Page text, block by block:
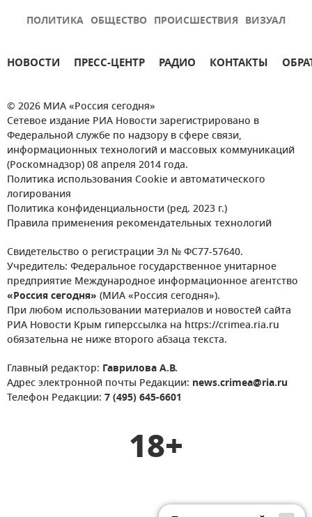
ПОЛИТИКА ОБЩЕСТВО ПРОИСШЕСТВИЯ ВИЗУАЛ
НОВОСТИ ПРЕСС-ЦЕНТР РАДИО КОНТАКТЫ
© 2026 МИА «Россия сегодня»
Сетевое издание РИА Новости зарегистрировано в
Федеральной службе по надзору в сфере связи,
информационных технологий и массовых коммуникаций
(Роскомнадзор) 08 апреля 2014 года.
Политика использования Cookie и автоматического
логирования
Политика конфиденциальности (ред. 2023 г.)
Правила применения рекомендательных технологий
Свидетельство о регистрации Эл № ФС77-57640.
Учредитель: Федеральное государственное унитарное
предприятие Международное информационное агентство
«Россия сегодня» (МИА «Россия сегодня»).
При любом использовании материалов и новостей сайта
РИА Новости Крым гиперссылка на https://crimea.ria.ru
обязательна не ниже второго абзаца текста.
Главный редактор: Гаврилова А.В.
Адрес электронной почты Редакции: news.crimea@ria.ru
Телефон Редакции: 7 (495) 645-6601
18+